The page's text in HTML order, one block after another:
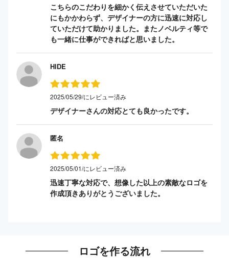
こちらのこだわりを細かく伝えさせていただいた
にもかかわらず、デザイナーの方に迅速に対応し
ていただけて助かりました。またノベルティ等で
も一緒に仕事ができればと思いました。
HIDE
2025/05/29/にレビュー済み
デザイナーさんの対応とても良かったです。
匿名
2025/05/01/にレビュー済み
迅速丁寧な対応で、想像した以上の素敵なロゴを
作成頂きありがとうございました。
ロゴを作る流れ